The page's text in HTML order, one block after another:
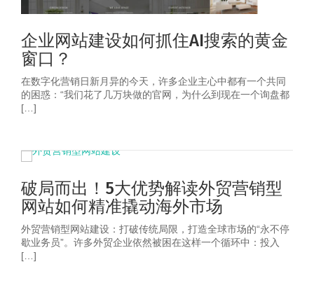
企业网站建设如何抓住AI搜索的黄金
窗口？
在数字化营销日新月异的今天，许多企业主心中都有一个共同
的困惑：“我们花了几万块做的官网，为什么到现在一个询盘都
[…]
破局而出！5大优势解读外贸营销型
网站如何精准撬动海外市场
外贸营销型网站建设：打破传统局限，打造全球市场的“永不停
歇业务员”。许多外贸企业依然被困在这样一个循环中：投入
[…]